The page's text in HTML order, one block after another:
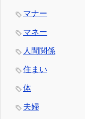
マナー
マネー
人間関係
住まい
体
夫婦